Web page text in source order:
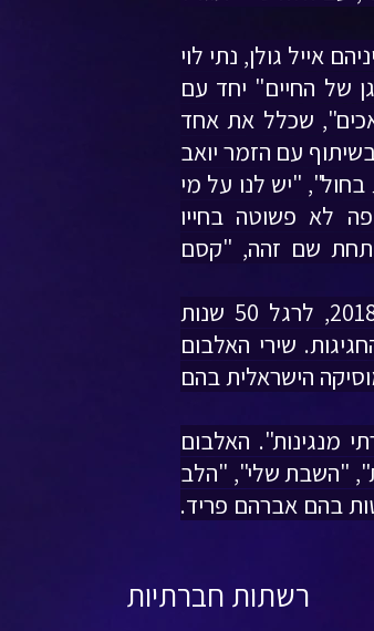
אייל גולן, נתי לוי
- "בגן של החיים" יחד עם
שכלל את אחד
עם הזמר יואב
"יש לנו על מי
לא פשוטה בחייו
תחת שם זהה, "קסם
את האלבום "ירושלם", השיק ישראל בשנת 2018, לרגל 50 שנות
שירי האלבום
הישראלית בהם
מנגינות". האלבום
"השבת שלי", "הלב
בהם אברהם פריד.
רשתות חברתיות